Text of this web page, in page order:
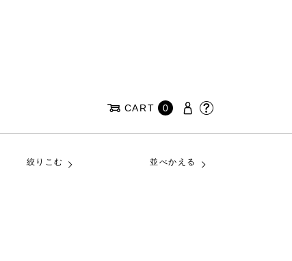
CART 0
絞りこむ 並べかえる